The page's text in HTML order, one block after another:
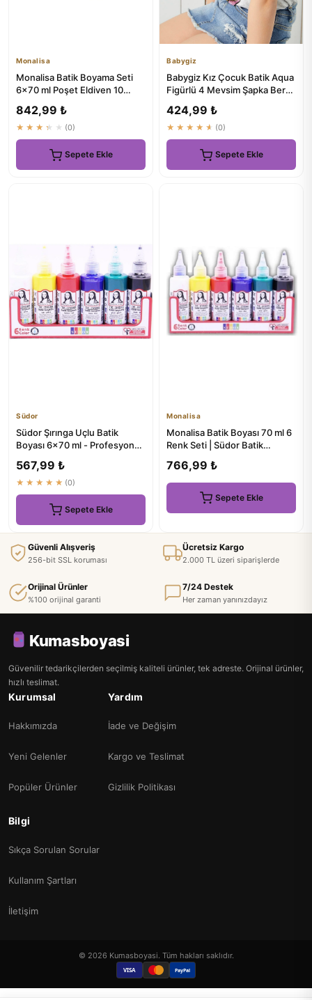
Monalisa
Monalisa Batik Boyama Seti
6x70 ml Poşet Eldiven 10
842,99 ₺
★★★★★ (0)
Sepete Ekle
Babygiz
Babygiz Kız Çocuk Batik Aqua
Figürlü 4 Mevsim Şapka Bere
424,99 ₺
★★★★★ (0)
Sepete Ekle
Südor
Südor Şırınga Uçlu Batik
Boyası 6x70 ml - Profesyonel
567,99 ₺
★★★★★ (0)
Sepete Ekle
Monalisa
Monalisa Batik Boyası 70 ml 6
Renk Seti | Südor Batik
766,99 ₺
Sepete Ekle
Güvenli Alışveriş
256-bit SSL koruması
Ücretsiz Kargo
2.000 TL üzeri siparişlerde
Orijinal Ürünler
%100 orijinal garanti
7/24 Destek
Her zaman yanınızdayız
Kumasboyasi
Güvenilir tedarikçilerden seçilmiş kaliteli ürünler, tek adreste. Orijinal ürünler,
hızlı teslimat.
Kurumsal
Hakkımızda
Yeni Gelenler
Popüler Ürünler
Yardım
İade ve Değişim
Kargo ve Teslimat
Gizlilik Politikası
Bilgi
Sıkça Sorulan Sorular
Kullanım Şartları
İletişim
© 2026 Kumasboyasi. Tüm hakları saklıdır.
VISA PayPal